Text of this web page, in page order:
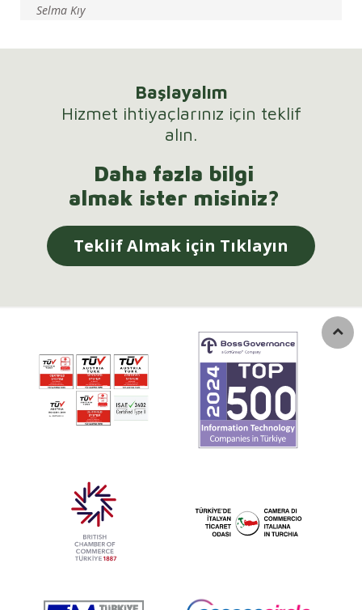
Selma Kıy
Başlayalım
Hizmet ihtiyaçlarınız için teklif
alın.
Daha fazla bilgi
almak ister misiniz?
Teklif Almak için Tıklayın